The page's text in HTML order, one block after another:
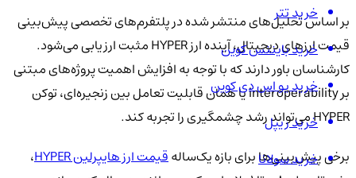
بر اساس تحلیل‌های منتشر شده در پلتفرم‌های تخصصی پیش‌بینی
قیمت ارزهای دیجیتال، آینده ارز HYPER مثبت ارزیابی می‌شود.
کارشناسان باور دارند که با توجه به افزایش اهمیت پروژه‌های مبتنی
بر interoperability یا همان قابلیت تعامل بین زنجیره‌ای، توکن
HYPER می‌تواند رشد چشمگیری را تجربه کند.
برخی پیش‌بینی‌ها برای بازه یک‌سالهقیمت ارز هایپرلین HYPER
،
خرید تتر
خرید بایننس کوین
خرید یو اس دی کوین
خرید ریپل
خرید سولانا